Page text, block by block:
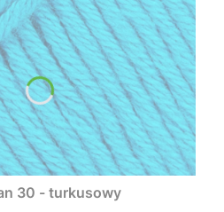
30 - turkusowy